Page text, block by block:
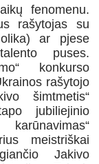
fenomenu.
rašytojas su
ar pjese
puses.
konkurso
rašytojo
šimtmetis“
jubiliejinio
meistriškai
Jakivo